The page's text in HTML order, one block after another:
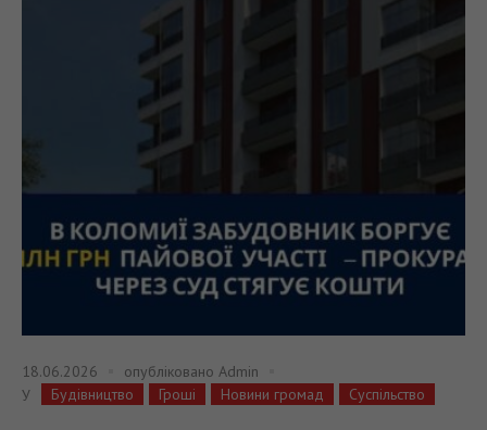
18.06.2026 опубліковано Admin
У
Будівництво Гроші Новини громад Суспільство